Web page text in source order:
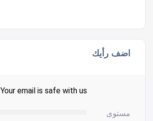
اضف رأيك
Your email is safe with us.
مستوى